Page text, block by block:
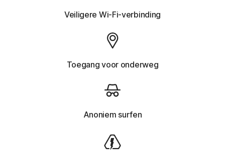
Veiligere Wi-Fi-verbinding
Toegang voor onderweg
Anoniem surfen